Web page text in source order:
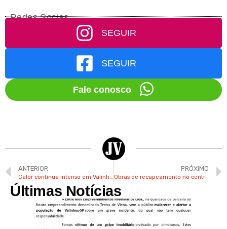
Redes Socias
SEGUIR
SEGUIR
Fale conosco
ANTERIOR
Calor continua intenso em Valinhos nesta semana com pancadas de chuva
PRÓXIMO
Obras de recapeamento no centro de Valinhos devem demorar cerca de 90 dias
Últimas Notícias